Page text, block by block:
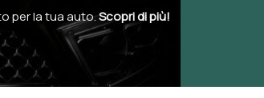
per la tua auto.Scopri di più!